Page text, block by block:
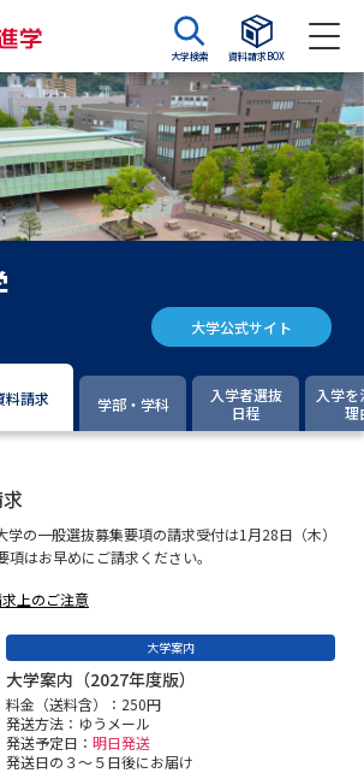
大学検索 資料請求BOX
料請求 資料検索
類から請求
大学入学共通テスト利用選抜の
大学院の資料請求
備校
験上の
高等学校卒業程度認定試験
小学校教員資格認定試験
大学公式サイト
料請求 学部・学科
入学者選抜
日程
入学
理
の一般選抜募集要項の請求受付は1月28日（木）
はお早めにご請求ください。
上のご注意
大学案内
大学案内（2027年度版）
料金（送料含）：250円
発送方法：ゆうメール
発送予定日： 明日発送
発送日の３～５日後にお届け